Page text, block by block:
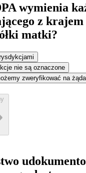
wymienia
z krajem
matki?
nie są oznaczone
zweryfikować na